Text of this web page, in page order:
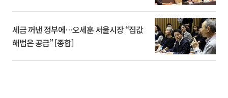
세금 꺼낸 정부에…오세훈 서울시장 “집값
해법은 공급” [종합]